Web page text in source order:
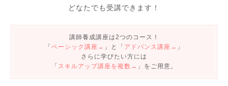
どなたでも受講できます！
講師養成講座は2つのコース！
「 ベーシック講座→ 」と「 アドバンス講座→ 」
さらに学びたい方には
「 スキルアップ講座を複数→ 」をご用意。